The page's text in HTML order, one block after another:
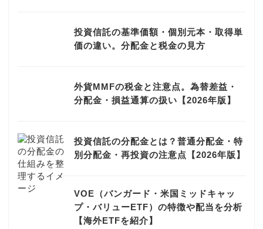
投資信託の基準価額・個別元本・取得単
価の違い。分配金と税金の見方
外貨MMFの税金と注意点。為替差益・
分配金・損益通算の扱い【2026年版】
投資信託の分配金とは？普通分配金・特
別分配金・再投資の注意点【2026年版】
VOE（バンガード・米国ミッドキャッ
プ・バリューETF）の特徴や配当を分析
【海外ETFを紹介】